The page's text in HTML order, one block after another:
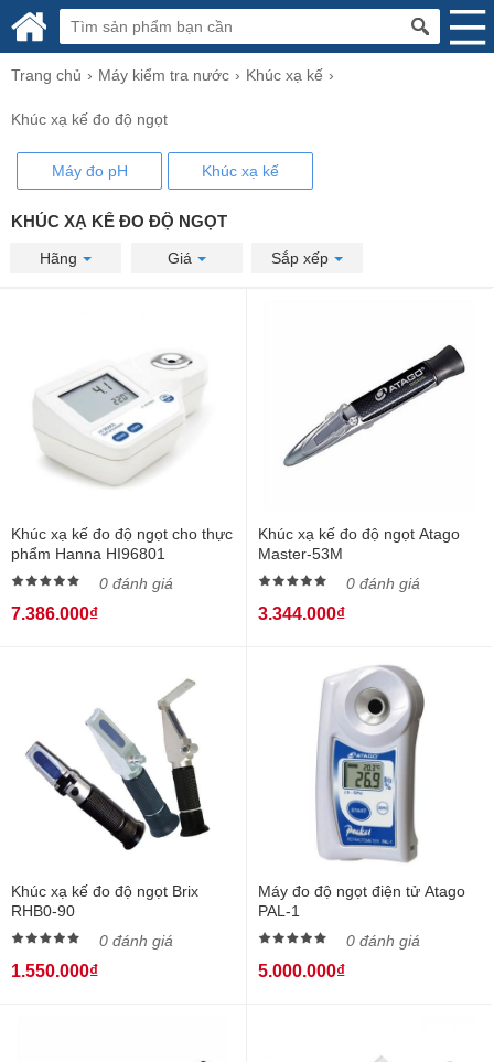
Trang chủ Máy kiểm tra nước Khúc xạ kế
Khúc xạ kế đo độ ngọt
Máy đo pH Khúc xạ kế
KHÚC XẠ KẾ ĐO ĐỘ NGỌT
Hãng Giá Sắp xếp
Khúc xạ kế đo độ ngọt cho thực
phẩm Hanna HI96801
0 đánh giá
7.386.000₫
Khúc xạ kế đo độ ngọt Atago
Master-53M
0 đánh giá
3.344.000₫
Khúc xạ kế đo độ ngọt Brix
RHB0-90
0 đánh giá
1.550.000₫
Máy đo độ ngọt điện tử Atago
PAL-1
0 đánh giá
5.000.000₫